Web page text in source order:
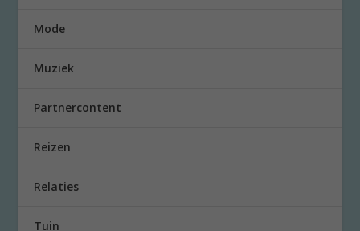
Mode
Muziek
Partnercontent
Reizen
Relaties
Tuin